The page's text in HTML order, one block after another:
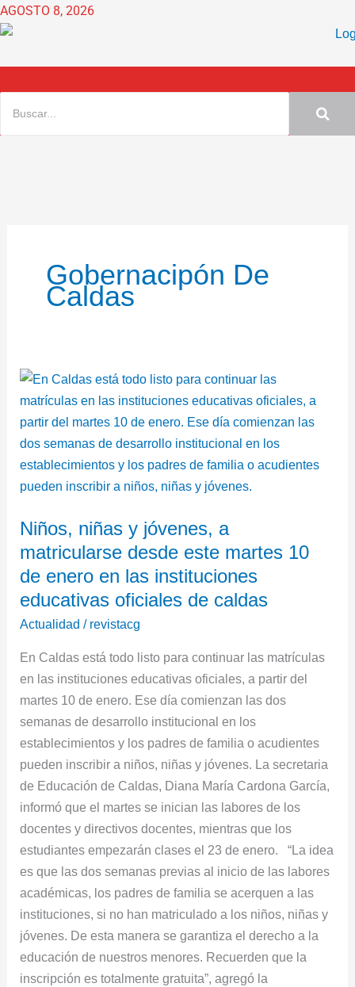
Ir
al
AGOSTO 8, 2026
Gobernacipón De
Caldas
Niños, niñas y jóvenes, a
matricularse desde este martes 10
de enero en las instituciones
educativas oficiales de caldas
Actualidad / revistacg
En Caldas está todo listo para continuar las matrículas
en las instituciones educativas oficiales, a partir del
martes 10 de enero. Ese día comienzan las dos
semanas de desarrollo institucional en los
establecimientos y los padres de familia o acudientes
pueden inscribir a niños, niñas y jóvenes. La secretaria
de Educación de Caldas, Diana María Cardona García,
informó que el martes se inician las labores de los
docentes y directivos docentes, mientras que los
estudiantes empezarán clases el 23 de enero. “La idea
es que las dos semanas previas al inicio de las labores
académicas, los padres de familia se acerquen a las
instituciones, si no han matriculado a los niños, niñas y
jóvenes. De esta manera se garantiza el derecho a la
educación de nuestros menores. Recuerden que la
inscripción es totalmente gratuita”, agregó la
Niños,
niñas
y
jóvenes,
a
matricularse
este
martes
10
las
instituciones
educativas
oficiales
de
caldas